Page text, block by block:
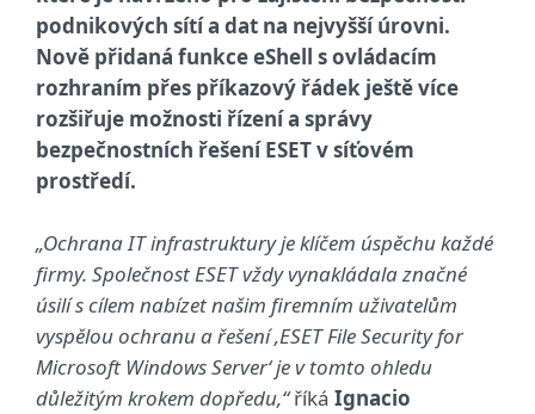
podnikových sítí a dat na nejvyšší úrovni.
Nově přidaná funkce eShell s ovládacím
rozhraním přes příkazový řádek ještě více
rozšiřuje možnosti řízení a správy
bezpečnostních řešení ESET v síťovém
prostředí.
„Ochrana IT infrastruktury je klíčem úspěchu každé
firmy. Společnost ESET vždy vynakládala značné
úsilí s cílem nabízet našim firemním uživatelům
vyspělou ochranu a řešení ‚ESET File Security for
Microsoft Windows Server‘ je v tomto ohledu
důležitým krokem dopředu,“říká Ignacio